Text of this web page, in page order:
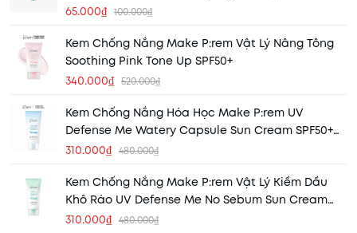
65.000₫ 100.000₫
Kem Chống Nắng Make P:rem Vật Lý Nâng Tông
Soothing Pink Tone Up SPF50+
340.000₫ 520.000₫
Kem Chống Nắng Hóa Học Make P:rem UV
Defense Me Watery Capsule Sun Cream SPF50+
50ml (Nhập Khẩu)
310.000₫ 480.000₫
Kem Chống Nắng Make P:rem Vật Lý Kiềm Dầu
Khô Ráo UV Defense Me No Sebum Sun Cream
SP50+50ml
310.000₫ 480.000₫